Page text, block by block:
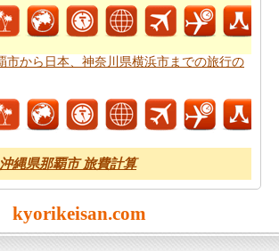
ナーを使用することができます。
市から日本、神奈川県横浜市までの旅行の
縄県那覇市 旅費計算
kyorikeisan.com